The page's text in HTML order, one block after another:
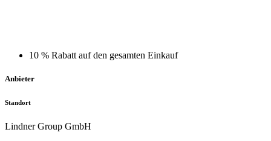
10 % Rabatt auf den gesamten Einkauf
Anbieter
Standort
Lindner Group GmbH